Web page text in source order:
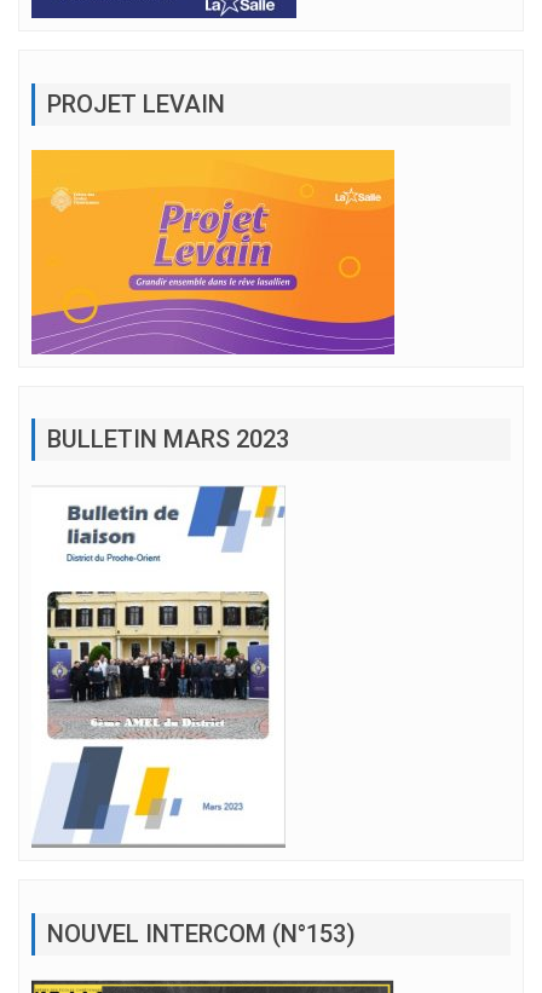
PROJET LEVAIN
BULLETIN MARS 2023
NOUVEL INTERCOM (N°153)